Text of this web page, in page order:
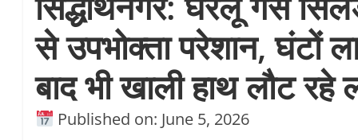
से उपभोक्ता परेशान, घंटों
बाद भी खाली हाथ लौट रहे
Published on: June 5, 2026